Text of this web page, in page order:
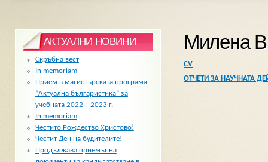
Милена
CV
ОТЧЕТИ ЗА НАУЧНАТА
АКТУАЛНИ НОВИНИ
Скръбна вест
In memoriam
Прием в магистърската програма
“Актуална българистика” за
учебната 2022 – 2023 г.
In memoriam
Честито Рождество Христово!
Честит Ден на будителите!
Продължава приемът на